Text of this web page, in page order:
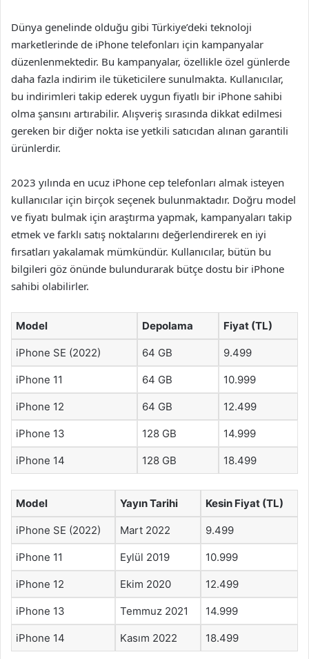
Dünya genelinde olduğu gibi Türkiye’deki teknoloji
marketlerinde de iPhone telefonları için kampanyalar
düzenlenmektedir. Bu kampanyalar, özellikle özel günlerde
daha fazla indirim ile tüketicilere sunulmakta. Kullanıcılar,
bu indirimleri takip ederek uygun fiyatlı bir iPhone sahibi
olma şansını artırabilir. Alışveriş sırasında dikkat edilmesi
gereken bir diğer nokta ise yetkili satıcıdan alınan garantili
ürünlerdir.
2023 yılında en ucuz iPhone cep telefonları almak isteyen
kullanıcılar için birçok seçenek bulunmaktadır. Doğru model
ve fiyatı bulmak için araştırma yapmak, kampanyaları takip
etmek ve farklı satış noktalarını değerlendirerek en iyi
fırsatları yakalamak mümkündür. Kullanıcılar, bütün bu
bilgileri göz önünde bulundurarak bütçe dostu bir iPhone
sahibi olabilirler.
Model Depolama Fiyat (TL)
iPhone SE (2022) 64 GB 9.499
iPhone 11 64 GB 10.999
iPhone 12 64 GB 12.499
iPhone 13 128 GB 14.999
iPhone 14 128 GB 18.499
Model Yayın Tarihi Kesin Fiyat (TL)
iPhone SE (2022) Mart 2022 9.499
iPhone 11 Eylül 2019 10.999
iPhone 12 Ekim 2020 12.499
iPhone 13 Temmuz 2021 14.999
iPhone 14 Kasım 2022 18.499